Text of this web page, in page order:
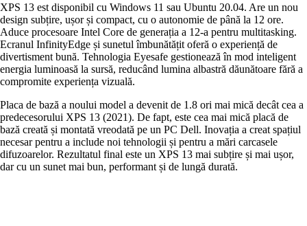
XPS 13 est disponibil cu Windows 11 sau Ubuntu 20.04. Are un nou
design subțire, ușor și compact, cu o autonomie de până la 12 ore.
Aduce procesoare Intel Core de generația a 12-a pentru multitasking.
Ecranul InfinityEdge și sunetul îmbunătățit oferă o experiență de
divertisment bună. Tehnologia Eyesafe gestionează în mod inteligent
energia luminoasă la sursă, reducând lumina albastră dăunătoare fără a
compromite experiența vizuală.
Placa de bază a noului model a devenit de 1.8 ori mai mică decât cea a
predecesorului XPS 13 (2021). De fapt, este cea mai mică placă de
bază creată și montată vreodată pe un PC Dell. Inovația a creat spațiul
necesar pentru a include noi tehnologii și pentru a mări carcasele
difuzoarelor. Rezultatul final este un XPS 13 mai subțire și mai ușor,
dar cu un sunet mai bun, performant și de lungă durată.